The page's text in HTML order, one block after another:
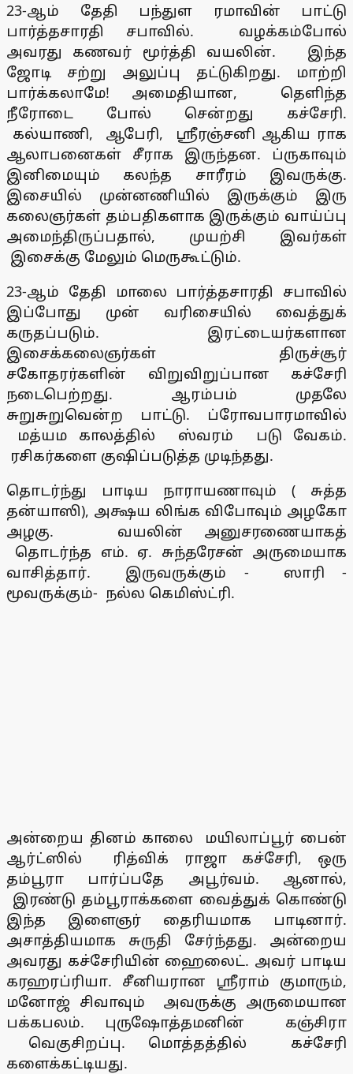
23-ஆம் தேதி பந்துள ரமாவின் பாட்டு
பார்த்தசாரதி சபாவில். வழக்கம்போல்
அவரது கணவர் மூர்த்தி வயலின். இந்த
ஜோடி சற்று அலுப்பு தட்டுகிறது. மாற்றி
பார்க்கலாமே! அமைதியான, தெளிந்த
நீரோடை போல் சென்றது கச்சேரி.
கல்யாணி, ஆபேரி, ஸ்ரீரஞ்சனி ஆகிய ராக
ஆலாபனைகள் சீராக இருந்தன. ப்ருகாவும்
இனிமையும் கலந்த சாரீரம் இவருக்கு.
இசையில் முன்னணியில் இருக்கும் இரு
கலைஞர்கள் தம்பதிகளாக இருக்கும் வாய்ப்பு
அமைந்திருப்பதால், முயற்சி இவர்கள்
இசைக்கு மேலும் மெருகூட்டும்.
23-ஆம் தேதி மாலை பார்த்தசாரதி சபாவில்
இப்போது முன் வரிசையில் வைத்துக்
கருதப்படும். இரட்டையர்களான
இசைக்கலைஞர்கள் திருச்சூர்
சகோதரர்களின் விறுவிறுப்பான கச்சேரி
நடைபெற்றது. ஆரம்பம் முதலே
சுறுசுறுவென்ற பாட்டு. ப்ரோவபாரமாவில்
மத்யம காலத்தில் ஸ்வரம் படு வேகம்.
ரசிகர்களை குஷிப்படுத்த முடிந்தது.
தொடர்ந்து பாடிய நாராயணாவும் ( சுத்த
தன்யாஸி), அக்ஷய லிங்க விபோவும் அழகோ
அழகு. வயலின் அனுசரணையாகத்
தொடர்ந்த எம். ஏ. சுந்தரேசன் அருமையாக
வாசித்தார். இருவருக்கும் - ஸாரி -
மூவருக்கும்- நல்ல கெமிஸ்ட்ரி.
அன்றைய தினம் காலை மயிலாப்பூர் பைன்
ஆர்ட்ஸில் ரித்விக் ராஜா கச்சேரி, ஒரு
தம்பூரா பார்ப்பதே அபூர்வம். ஆனால்,
இரண்டு தம்பூராக்களை வைத்துக் கொண்டு
இந்த இளைஞர் தைரியமாக பாடினார்.
அசாத்தியமாக சுருதி சேர்ந்தது. அன்றைய
அவரது கச்சேரியின் ஹைலைட். அவர் பாடிய
கரஹரப்ரியா. சீனியரான ஸ்ரீராம் குமாரும்,
மனோஜ் சிவாவும் அவருக்கு அருமையான
பக்கபலம். புருஷோத்தமனின் கஞ்சிரா
வெகுசிறப்பு. மொத்தத்தில் கச்சேரி
களைக்கட்டியது.